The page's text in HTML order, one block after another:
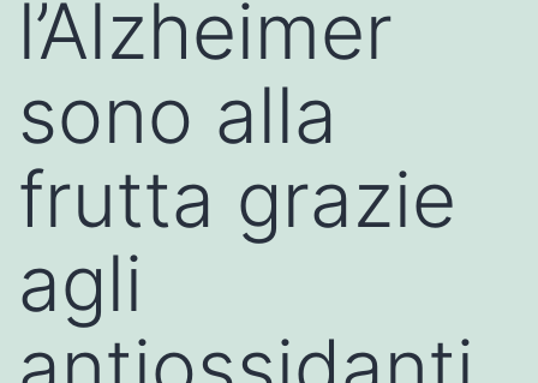
l’Alzheimer
sono alla
frutta grazie
agli